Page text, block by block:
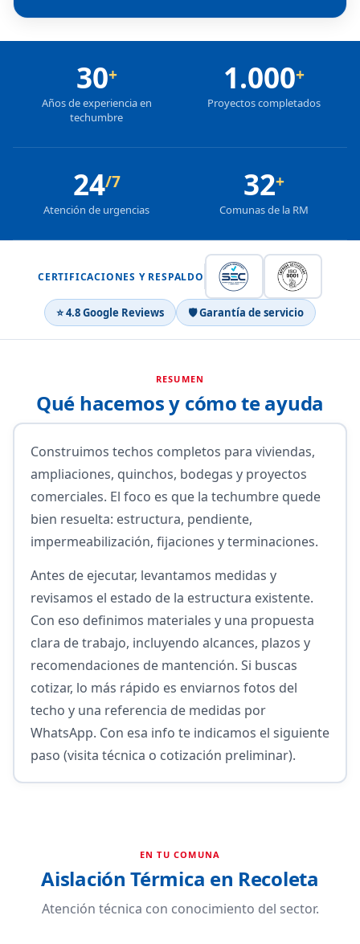
30+
Años de experiencia en
techumbre
1.000+
Proyectos completados
24/7
Atención de urgencias
32+
Comunas de la RM
CERTIFICACIONES Y RESPALDO
⭐ 4.8 Google Reviews 🛡 Garantía de servicio
RESUMEN
Qué hacemos y cómo te ayuda
Construimos techos completos para viviendas,
ampliaciones, quinchos, bodegas y proyectos
comerciales. El foco es que la techumbre quede
bien resuelta: estructura, pendiente,
impermeabilización, fijaciones y terminaciones.
Antes de ejecutar, levantamos medidas y
revisamos el estado de la estructura existente.
Con eso definimos materiales y una propuesta
clara de trabajo, incluyendo alcances, plazos y
recomendaciones de mantención. Si buscas
cotizar, lo más rápido es enviarnos fotos del
techo y una referencia de medidas por
WhatsApp. Con esa info te indicamos el siguiente
paso (visita técnica o cotización preliminar).
EN TU COMUNA
Aislación Térmica en Recoleta
Atención técnica con conocimiento del sector.